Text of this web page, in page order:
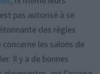
pas autorisé à se
des règles
les salons de
Il y a de bonnes